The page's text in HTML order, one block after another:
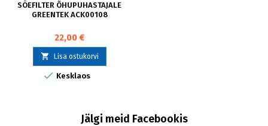
SÖEFILTER ÕHUPUHASTAJALE
GREENTEK ACK00108
22,00 €
 Lisa ostukorvi
 Kesklaos
Jälgi meid Facebookis